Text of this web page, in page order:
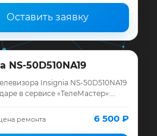
Оставить заявку
NS-50D510NA19
Insignia NS-50D510NA19
в сервисе «ТелеМастер»:
и гарантия до 12 мес…
ремонта 6 500 ₽